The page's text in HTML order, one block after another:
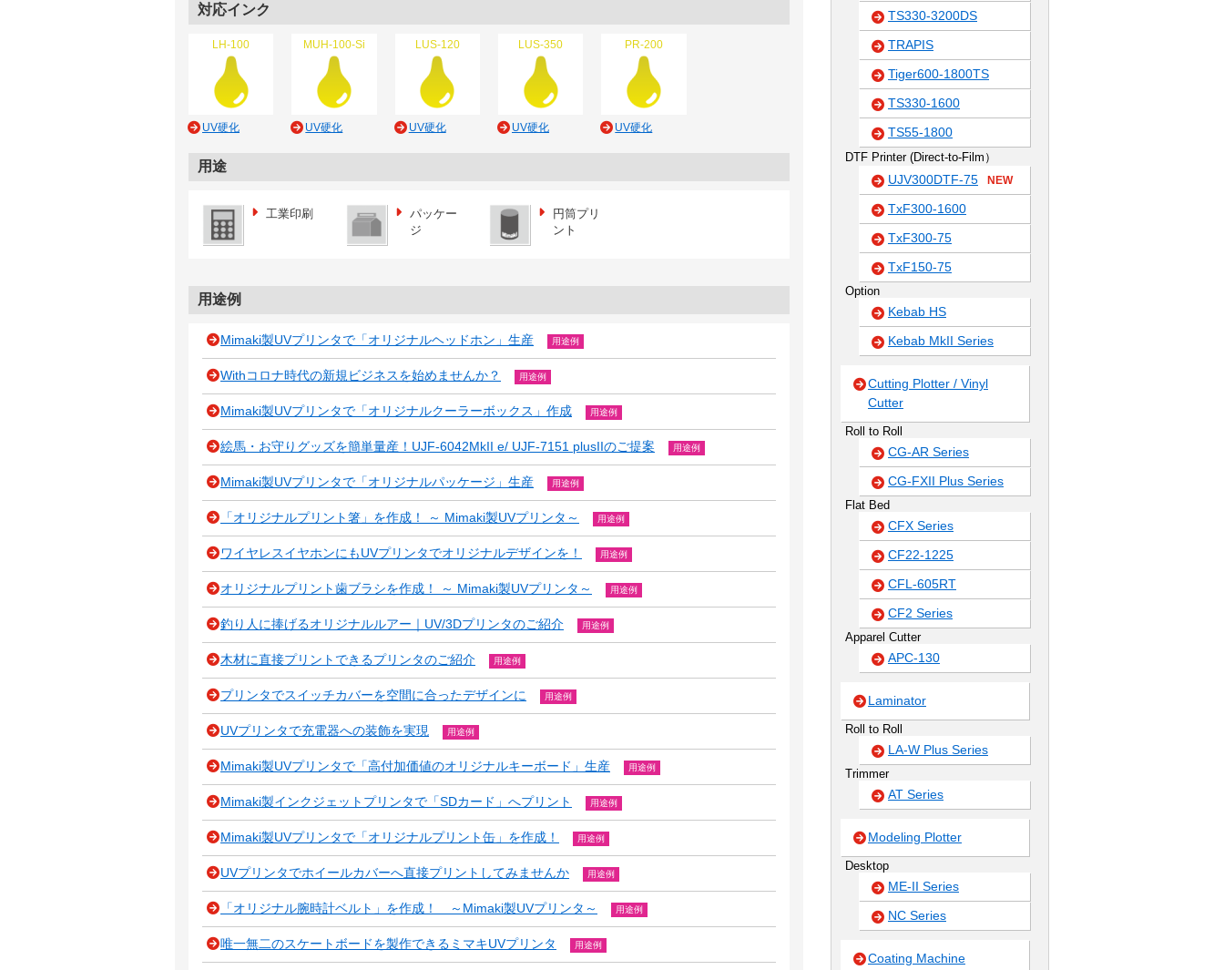
対応インク
LH-100
UV硬化
MUH-100-Si
UV硬化
LUS-120
UV硬化
LUS-350
UV硬化
PR-200
UV硬化
用途
工業印刷
パッケー
ジ
円筒プリ
ント
用途例
Mimaki製UVプリンタで「オリジナルヘッドホン」生産 用途例
Withコロナ時代の新規ビジネスを始めませんか？ 用途例
Mimaki製UVプリンタで「オリジナルクーラーボックス」作成 用途例
絵馬・お守りグッズを簡単量産！UJF-6042MkII e/ UJF-7151 plusIIのご提案 用途例
Mimaki製UVプリンタで「オリジナルパッケージ」生産 用途例
「オリジナルプリント箸」を作成！ ～ Mimaki製UVプリンタ～ 用途例
ワイヤレスイヤホンにもUVプリンタでオリジナルデザインを！ 用途例
オリジナルプリント歯ブラシを作成！ ～ Mimaki製UVプリンタ～ 用途例
釣り人に捧げるオリジナルルアー｜UV/3Dプリンタのご紹介 用途例
木材に直接プリントできるプリンタのご紹介 用途例
プリンタでスイッチカバーを空間に合ったデザインに 用途例
UVプリンタで充電器への装飾を実現 用途例
Mimaki製UVプリンタで「高付加価値のオリジナルキーボード」生産 用途例
Mimaki製インクジェットプリンタで「SDカード」へプリント 用途例
Mimaki製UVプリンタで「オリジナルプリント缶」を作成！ 用途例
UVプリンタでホイールカバーへ直接プリントしてみませんか 用途例
「オリジナル腕時計ベルト」を作成！ ～Mimaki製UVプリンタ～ 用途例
唯一無二のスケートボードを製作できるミマキUVプリンタ 用途例
TS330-3200DS
TRAPIS
Tiger600-1800TS
TS330-1600
TS55-1800
DTF Printer (Direct-to-Film）
UJV300DTF-75 NEW
TxF300-1600
TxF300-75
TxF150-75
Option
Kebab HS
Kebab MkII Series
Cutting Plotter / Vinyl
Cutter
Roll to Roll
CG-AR Series
CG-FXII Plus Series
Flat Bed
CFX Series
CF22-1225
CFL-605RT
CF2 Series
Apparel Cutter
APC-130
Laminator
Roll to Roll
LA-W Plus Series
Trimmer
AT Series
Modeling Plotter
Desktop
ME-II Series
NC Series
Coating Machine